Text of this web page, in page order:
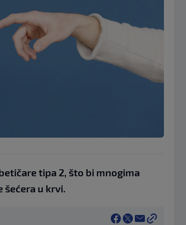
tipa 2, što bi mnogima
u krvi.